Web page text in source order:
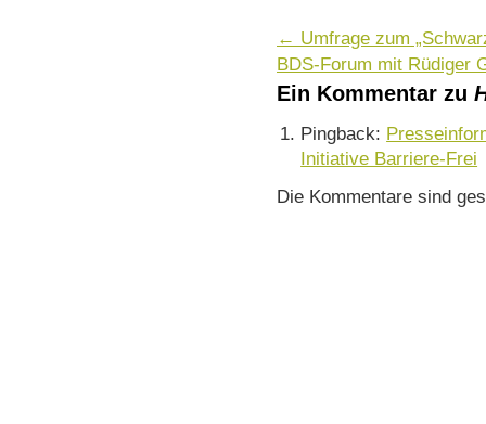
← Umfrage zum
BDS-Forum mit Rüdiger
Ein Kommentar zu
Pingback:
Initiative Barriere-Frei
Die Kommentare sind